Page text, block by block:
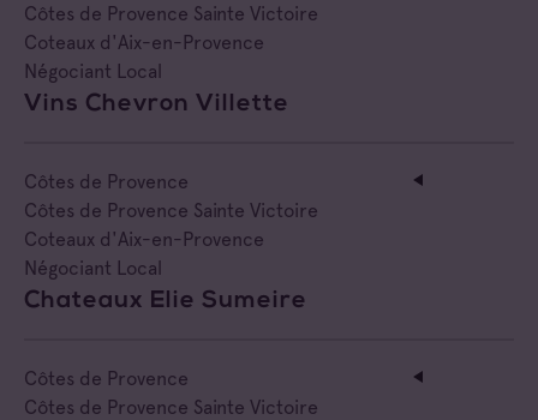
Côtes de Provence Sainte Victoire
Coteaux d'Aix-en-Provence
Négociant Local
Vins Chevron Villette
Côtes de Provence
Côtes de Provence Sainte Victoire
Coteaux d'Aix-en-Provence
Négociant Local
Chateaux Elie Sumeire
Côtes de Provence
Côtes de Provence Sainte Victoire